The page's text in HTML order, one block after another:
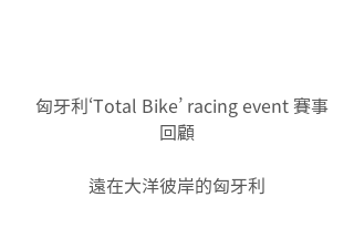
回顧
遠在大洋彼岸的匈牙利